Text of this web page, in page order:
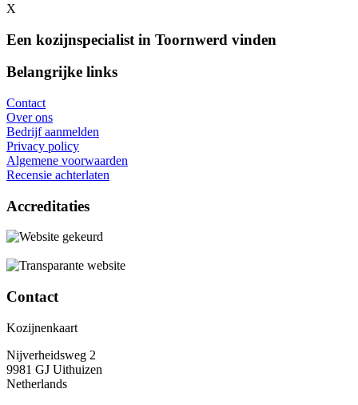
X
Een kozijnspecialist in Toornwerd vinden
Belangrijke links
Contact
Over ons
Bedrijf aanmelden
Privacy policy
Algemene voorwaarden
Recensie achterlaten
Accreditaties
Contact
Kozijnenkaart
Nijverheidsweg 2
9981 GJ Uithuizen
Netherlands